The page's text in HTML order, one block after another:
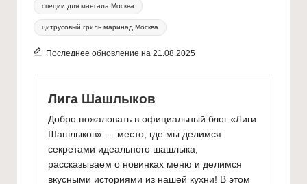
специи для мангала Москва
цитрусовый гриль маринад Москва
Последнее обновление на 21.08.2025
Лига Шашлыков
Добро пожаловать в официальный блог «Лиги
Шашлыков» — место, где мы делимся
секретами идеального шашлыка,
рассказываем о новинках меню и делимся
вкусными историями из нашей кухни! В этом